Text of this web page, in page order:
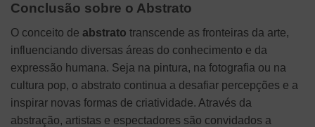
Conclusão sobre o Abstrato
O conceito de abstrato transcende as fronteiras da arte,
influenciando diversas áreas do conhecimento e da
expressão humana. Seja na pintura, na fotografia ou na
cultura pop, o abstrato continua a desafiar percepções e a
inspirar novas formas de criatividade. Através da
abstração, artistas e espectadores são convidados a